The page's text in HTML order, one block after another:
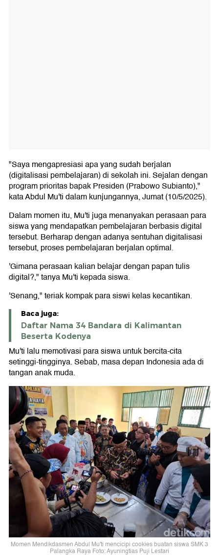
"Saya mengapresiasi apa yang sudah berjalan
(digitalisasi pembelajaran) di sekolah ini. Sejalan dengan
program prioritas bapak Presiden (Prabowo Subianto),"
kata Abdul Mu'ti dalam kunjungannya, Jumat (10/5/2025).
Dalam momen itu, Mu'ti juga menanyakan perasaan para
siswa yang mendapatkan pembelajaran berbasis digital
tersebut. Berharap dengan adanya sentuhan digitalisasi
tersebut, proses pembelajaran berjalan optimal.
'Gimana perasaan kalian belajar dengan papan tulis
digital?," tanya Mu'ti kepada siswa.
'Senang," teriak kompak para siswi kelas kecantikan.
Baca juga:
Daftar Nama 34 Bandara di Kalimantan
Beserta Kodenya
Mu'ti lalu memotivasi para siswa untuk bercita-cita
setinggi-tingginya. Sebab, masa depan Indonesia ada di
tangan anak muda.
Momen Mendikdasmen Abdul Mu'ti mencicipi cookies buatan siswa SMK 3
Palangka Raya Foto: Ayuningtias Puji Lestari